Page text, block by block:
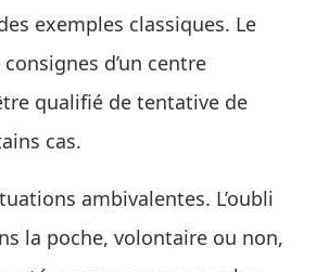
exemples classiques. Le
d’un centre
qualifié de tentative de
cas.
ambivalentes. L’oubli
la poche, volontaire ou non,